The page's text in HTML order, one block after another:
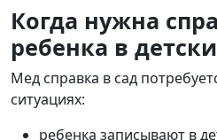
Когда нужна
ребенка в
Мед справка в сад
ситуациях:
ребенка записывают в